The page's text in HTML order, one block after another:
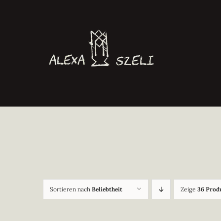
Sortieren nach Beliebtheit Zeige 36